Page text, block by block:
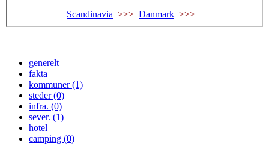
Scandinavia >>> Danmark
generelt
fakta
kommuner (1)
steder (0)
infra. (0)
sever. (1)
hotel
camping (0)